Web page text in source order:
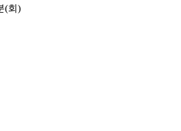
(회)